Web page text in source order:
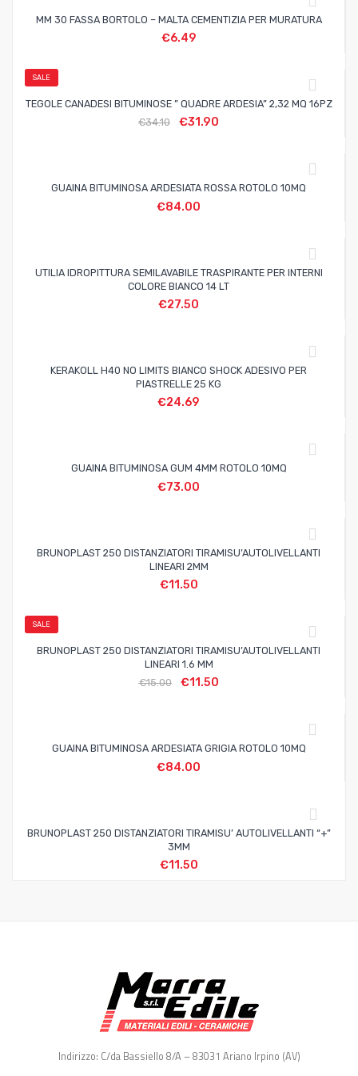
MM 30 FASSA BORTOLO – MALTA CEMENTIZIA PER MURATURA
€6.49
SALE
TEGOLE CANADESI BITUMINOSE ” QUADRE ARDESIA” 2,32 MQ 16PZ
€34.10 €31.90
GUAINA BITUMINOSA ARDESIATA ROSSA ROTOLO 10MQ
€84.00
UTILIA IDROPITTURA SEMILAVABILE TRASPIRANTE PER INTERNI
COLORE BIANCO 14 LT
€27.50
KERAKOLL H40 NO LIMITS BIANCO SHOCK ADESIVO PER
PIASTRELLE 25 KG
€24.69
GUAINA BITUMINOSA GUM 4MM ROTOLO 10MQ
€73.00
BRUNOPLAST 250 DISTANZIATORI TIRAMISU’AUTOLIVELLANTI
LINEARI 2MM
€11.50
SALE
BRUNOPLAST 250 DISTANZIATORI TIRAMISU’AUTOLIVELLANTI
LINEARI 1.6 MM
€15.00 €11.50
GUAINA BITUMINOSA ARDESIATA GRIGIA ROTOLO 10MQ
€84.00
BRUNOPLAST 250 DISTANZIATORI TIRAMISU’ AUTOLIVELLANTI “+”
3MM
€11.50
Indirizzo: C/da Bassiello 8/A – 83031 Ariano Irpino (AV)